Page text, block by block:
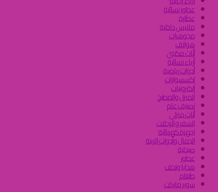
عطور نسائية
عطارة
ملابس داخلية
مجوهرات
هواتف
أثاث مكتبي
أزياء نسائية
أدوات رياضية
إكسسوارات
إلكترونيات
المنزل والمطبخ
تصنيف عام
أثاث منزلي
السفر و الرحلات
اجهزة كهربائية
الجمال وأدوات الزينة
صيدلية
عطور
هدايا وتحف
طعام
سوبر ماركت